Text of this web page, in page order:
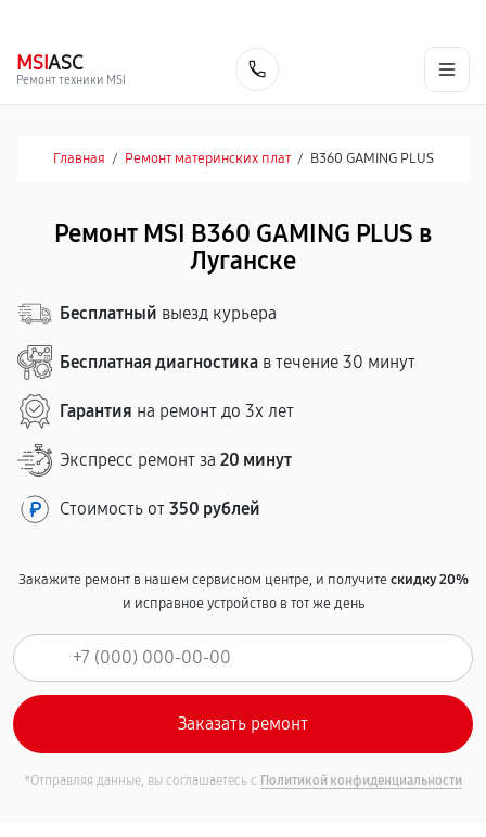
MSIASC
Ремонт техники MSI
Главная / Ремонт материнских плат / B360 GAMING PLUS
Ремонт MSI B360 GAMING PLUS в
Луганске
Бесплатный выезд курьера
Бесплатная диагностика в течение 30 минут
Гарантия на ремонт до 3х лет
Экспресс ремонт за 20 минут
Стоимость от 350 рублей
Закажите ремонт в нашем сервисном центре, и получитескидку 20%
и исправное устройство в тот же день
*Отправляя данные, вы соглашаетесь с Политикой конфиденциальности